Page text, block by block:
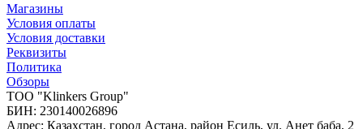
Магазины
Условия оплаты
Условия доставки
Реквизиты
Политика
Обзоры
TOO "Klinkers Group"
БИН: 230140026896
Адрес: Казахстан, город Астана, район Есиль, ул. Анет баба, 2